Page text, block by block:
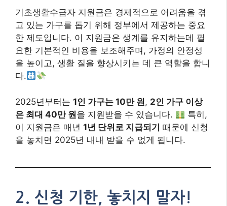
기초생활수급자 지원금은 경제적으로 어려움을 겪
고 있는 가구를 돕기 위해 정부에서 제공하는 중요
한 제도입니다. 이 지원금은 생계를 유지하는데 필
요한 기본적인 비용을 보조해주며, 가정의 안정성
을 높이고, 생활 질을 향상시키는 데 큰 역할을 합니
다.
2025년부터는 1인 가구는 10만 원, 2인 가구 이상
은 최대 40만 원을 지원받을 수 있습니다.
특히,
이 지원금은 매년 1년 단위로 지급되기 때문에 신청
을 놓치면 2025년 내내 받을 수 없게 됩니다.
2. 신청 기한, 놓치지 말자!